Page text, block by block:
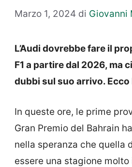
Marzo 1, 2024 di Giovanni
L’Audi dovrebbe fare il
F1 a partire dal 2026, ma
dubbi sul suo arrivo.
In queste ore, le prime
Gran Premio del Bahrain
nella speranza che quella
essere una stagione